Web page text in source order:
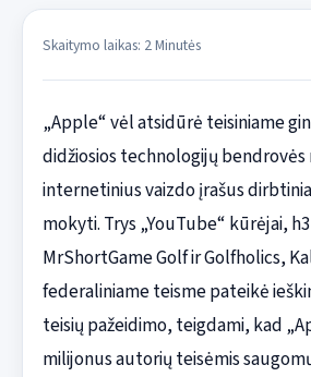
Skaitymo laikas: 2 Minutės
„Apple“ vėl atsidūrė teisiniame
didžiosios technologijų bendrovės
internetinius vaizdo įrašus
mokyti. Trys „YouTube“ kūrėjai,
MrShortGame Golf ir Golfholics,
federaliniame teisme pateikė
teisių pažeidimo, teigdami, kad
milijonus autorių teisėmis